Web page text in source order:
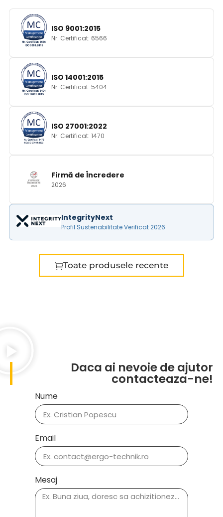
ISO 9001:2015
Nr. Certificat: 6566
ISO 14001:2015
Nr. Certificat: 5404
ISO 27001:2022
Nr. Certificat: 1470
Firmă de Încredere
2026
IntegrityNext
Profil Sustenabilitate Verificat 2026
Toate produsele recente
Daca ai nevoie de ajutor
contacteaza-ne!
Nume
Email
Mesaj